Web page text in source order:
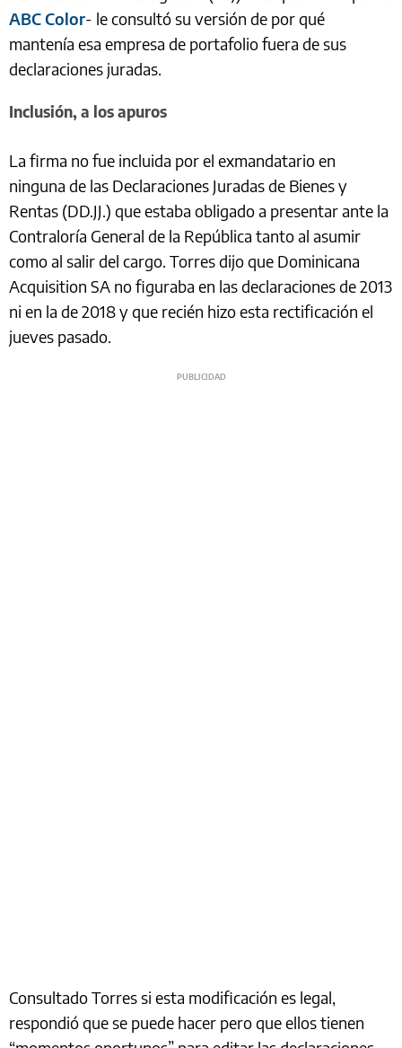
ABC Color- le consultó su versión de por qué
mantenía esa empresa de portafolio fuera de sus
declaraciones juradas.
Inclusión, a los apuros
La firma no fue incluida por el exmandatario en
ninguna de las Declaraciones Juradas de Bienes y
Rentas (DD.JJ.) que estaba obligado a presentar ante la
Contraloría General de la República tanto al asumir
como al salir del cargo. Torres dijo que Dominicana
Acquisition SA no figuraba en las declaraciones de 2013
ni en la de 2018 y que recién hizo esta rectificación el
jueves pasado.
Consultado Torres si esta modificación es legal,
respondió que se puede hacer pero que ellos tienen